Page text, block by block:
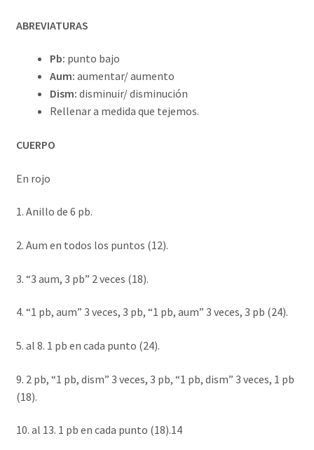
ABREVIATURAS
Pb: punto bajo
Aum: aumentar/ aumento
Dism: disminuir/ disminución
Rellenar a medida que tejemos.
CUERPO
En rojo
1. Anillo de 6 pb.
2. Aum en todos los puntos (12).
3. “3 aum, 3 pb” 2 veces (18).
4. “1 pb, aum” 3 veces, 3 pb, “1 pb, aum” 3 veces, 3 pb (24).
5. al 8. 1 pb en cada punto (24).
9. 2 pb, “1 pb, dism” 3 veces, 3 pb, “1 pb, dism” 3 veces, 1 pb
(18).
10. al 13. 1 pb en cada punto (18).14